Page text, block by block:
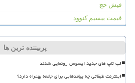
فیش حج
قیمت بیسیم کنوود
پربیننده ترین ها
لپ تاپ های جدید ایسوس رونمایی شدند
اینترنت طبقاتی چه پیامدهایی برای جامعه بهمراه دارد؟